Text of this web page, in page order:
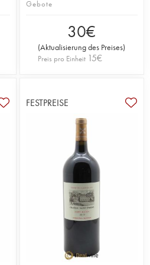
Gebote
30€
(Aktualisierung des Preises)
Preis pro Einheit 15€
FESTPREISE